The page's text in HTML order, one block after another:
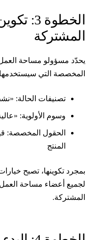
الخطوة 3:
مسؤولو مساحة العمل
التي سيستخدمها
تصنيفات الحالة:
وسوم الأولوية:
الحقول المخصصة: قيمة
المنتج
تكوينها، تصبح خيارات
أعضاء مساحة العمل عند